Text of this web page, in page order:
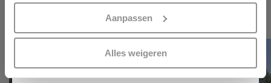
Uw apparaat identificeren door het actief te
scannen op specifieke eigenschappen (fingerprinting)
verwerkt en stel uw voorkeuren in het
U kunt uw toestemming op elk moment wijzigen of
Aanpassen
Alles weigeren
Wijnboerin in opleiding: Jette in de Bourgogne
13 APRIL 2023